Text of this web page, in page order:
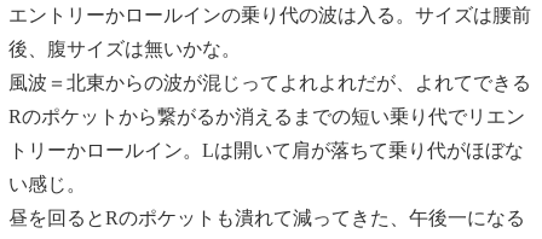
エントリーかロールインの乗り代の波は入る。サイズは腰前
後、腹サイズは無いかな。
風波＝北東からの波が混じってよれよれだが、よれてできる
Rのポケットから繋がるか消えるまでの短い乗り代でリエン
トリーかロールイン。Lは開いて肩が落ちて乗り代がほぼな
い感じ。
昼を回るとRのポケットも潰れて減ってきた、午後一になる